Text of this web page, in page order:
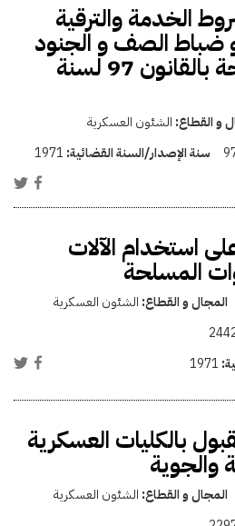
الخدمة والترقية
ضباط الصف و الجنود
بالقوات المسلحة بالقانون 97 لسنة
و القطاع: الشئون العسكرية
سنة الإصدار/السنة القضائية: 1971
استخدام الآلات
المسلحة
المجال و القطاع: الشئون العسكرية
1971
بالكليات العسكرية
والجوية
المجال و القطاع: الشئون العسكرية